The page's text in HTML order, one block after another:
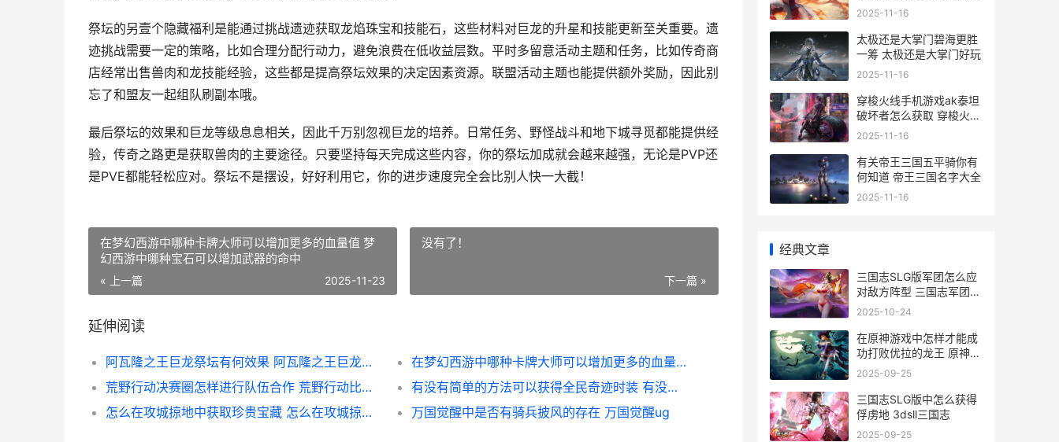
祭坛的另壹个隐藏福利是能通过挑战遗迹获取龙焰珠宝和技能石，这些材料对巨龙的升星和技能更新至关重要。遗
迹挑战需要一定的策略，比如合理分配行动力，避免浪费在低收益层数。平时多留意活动主题和任务，比如传奇商
店经常出售兽肉和龙技能经验，这些都是提高祭坛效果的决定因素资源。联盟活动主题也能提供额外奖励，因此别
忘了和盟友一起组队刷副本哦。
最后祭坛的效果和巨龙等级息息相关，因此千万别忽视巨龙的培养。日常任务、野怪战斗和地下城寻觅都能提供经
验，传奇之路更是获取兽肉的主要途径。只要坚持每天完成这些内容，你的祭坛加成就会越来越强，无论是PVP还
是PVE都能轻松应对。祭坛不是摆设，好好利用它，你的进步速度完全会比别人快一大截！
在梦幻西游中哪种卡牌大师可以增加更多的血量值 梦
幻西游中哪种宝石可以增加武器的命中
« 上一篇 2025-11-23
没有了！
下一篇 »
延伸阅读
阿瓦隆之王巨龙祭坛有何效果 阿瓦隆之王巨龙形态
在梦幻西游中哪种卡牌大师可以增加更多的血量值 梦幻西游中哪种宝石可以增加武器的命中
荒野行动决赛圈怎样进行队伍合作 荒野行动比赛视频
有没有简单的方法可以获得全民奇迹时装 有没有简单的方法测试自己的视力
怎么在攻城掠地中获取珍贵宝藏 怎么在攻城掠地中赚金币
万国觉醒中是否有骑兵披风的存在 万国觉醒ug
源需要多少兵力
2025-11-16
太极还是大掌门碧海更胜
一筹 太极还是大掌门好玩
2025-11-16
穿梭火线手机游戏ak泰坦
破坏者怎么获取 穿梭火线
手机游戏怎么玩
2025-11-16
有关帝王三国五平骑你有
何知道 帝王三国名字大全
2025-11-16
经典文章
三国志SLG版军团怎么应
对敌方阵型 三国志军团下
载
2025-10-24
在原神游戏中怎样才能成
功打败优拉的龙王 原神游
戏中怎么截图
2025-09-25
三国志SLG版中怎么获得
俘虏地 3dsll三国志
2025-09-25